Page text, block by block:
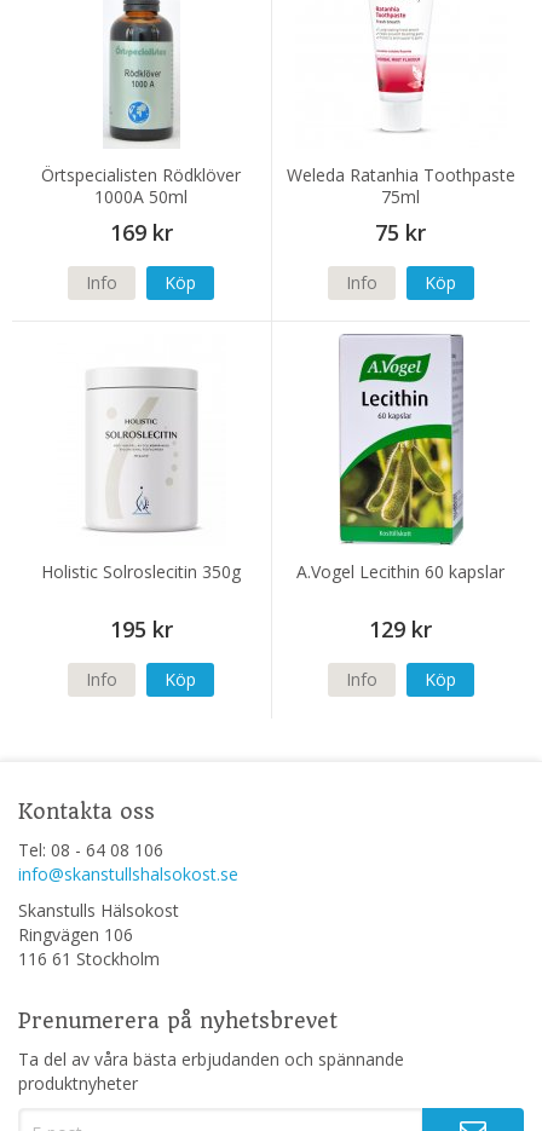
Örtspecialisten Rödklöver
1000A 50ml
169 kr
Info Köp
Weleda Ratanhia Toothpaste
75ml
75 kr
Info Köp
Holistic Solroslecitin 350g
195 kr
Info Köp
A.Vogel Lecithin 60 kapslar
129 kr
Info Köp
Kontakta oss
Tel: 08 - 64 08 106
info@skanstullshalsokost.se
Skanstulls Hälsokost
Ringvägen 106
116 61 Stockholm
Prenumerera på nyhetsbrevet
Ta del av våra bästa erbjudanden och spännande
produktnyheter